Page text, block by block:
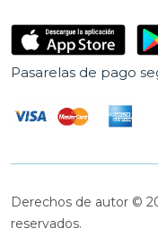
Pasarelas de pago
Derechos de autor ©
reservados.